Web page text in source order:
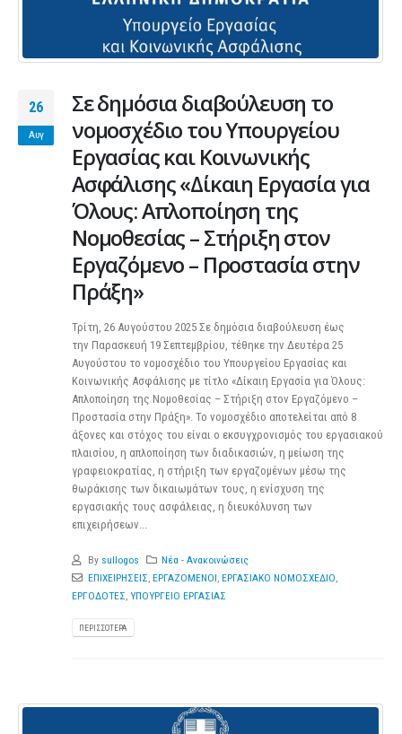
26
Αυγ
Σε δημόσια διαβούλευση το
νομοσχέδιο του Υπουργείου
Εργασίας και Κοινωνικής
Ασφάλισης «Δίκαιη Εργασία για
Όλους: Απλοποίηση της
Νομοθεσίας – Στήριξη στον
Εργαζόμενο – Προστασία στην
Πράξη»
Τρίτη, 26 Αυγούστου 2025 Σε δημόσια διαβούλευση έως
την Παρασκευή 19 Σεπτεμβρίου, τέθηκε την Δευτέρα 25
Αυγούστου το νομοσχέδιο του Υπουργείου Εργασίας και
Κοινωνικής Ασφάλισης με τίτλο «Δίκαιη Εργασία για Όλους:
Απλοποίηση της Νομοθεσίας – Στήριξη στον Εργαζόμενο –
Προστασία στην Πράξη». Το νομοσχέδιο αποτελείται από 8
άξονες και στόχος του είναι ο εκσυγχρονισμός του εργασιακού
πλαισίου, η απλοποίηση των διαδικασιών, η μείωση της
γραφειοκρατίας, η στήριξη των εργαζομένων μέσω της
θωράκισης των δικαιωμάτων τους, η ενίσχυση της
εργασιακής τους ασφάλειας, η διευκόλυνση των
επιχειρήσεων...
By sullogos
Νέα - Ανακοινώσεις
ΕΠΙΧΕΙΡΗΣΕΙΣ ΕΡΓΑΖΟΜΕΝΟΙ ΕΡΓΑΣΙΑΚΟ ΝΟΜΟΣΧΕΔΙΟ
ΕΡΓΟΔΟΤΕΣ ΥΠΟΥΡΓΕΙΟ ΕΡΓΑΣΙΑΣ
ΠΕΡΙΣΣΌΤΕΡΑ